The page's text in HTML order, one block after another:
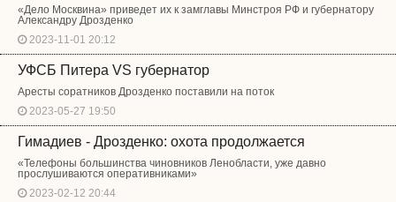
«Дело Москвина» приведет их к замглавы Минстроя РФ и губернатору
Александру Дрозденко
2023-11-01 20:12
УФСБ Питера VS губернатор
Аресты соратников Дрозденко поставили на поток
2023-05-27 19:50
Гимадиев - Дрозденко: охота продолжается
«Телефоны большинства чиновников Ленобласти, уже давно
прослушиваются оперативниками»
2023-02-12 20:44